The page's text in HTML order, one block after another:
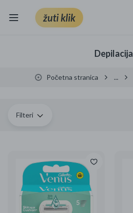
žuti klik
TV, audio i foto
Klik supermarket
Sport i slobodno vrijeme
Ljepota i zdravlje
Depilacija
Početna stranica ...
Filteri